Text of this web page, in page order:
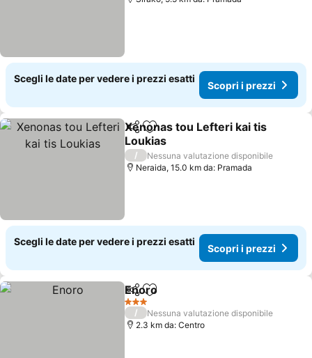
Scegli le date per vedere i prezzi esatti
Scopri i prezzi
CondividiAggiungi ai preferiti
Xenonas tou Lefteri kai tis
Loukias
Scopri i prezzi
/
Nessuna valutazione disponibile
Neraida, 15.0 km da: Pramada
Scegli le date per vedere i prezzi esatti
Scopri i prezzi
CondividiAggiungi ai preferiti
Enoro
3 Stelle
/
Nessuna valutazione disponibile
2.3 km da: Centro